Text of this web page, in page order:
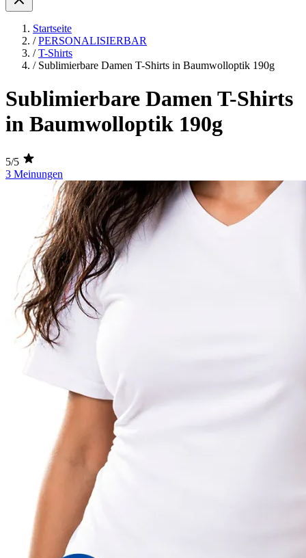
Startseite
/ PERSONALISIERBAR
/ T-Shirts
/ Sublimierbare Damen T-Shirts in Baumwolloptik 190g
Sublimierbare Damen T-Shirts
in Baumwolloptik 190g
5/5
3 Meinungen